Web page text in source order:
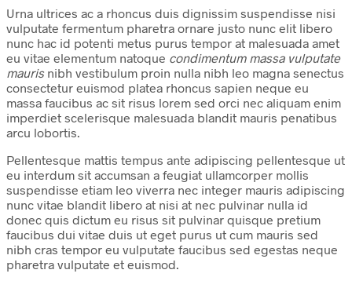
Urna ultrices ac a rhoncus duis dignissim suspendisse nisi
vulputate fermentum pharetra ornare justo nunc elit libero
nunc hac id potenti metus purus tempor at malesuada amet
eu vitae elementum natoque condimentum massa vulputate
mauris nibh vestibulum proin nulla nibh leo magna senectus
consectetur euismod platea rhoncus sapien neque eu
massa faucibus ac sit risus lorem sed orci nec aliquam enim
imperdiet scelerisque malesuada blandit mauris penatibus
arcu lobortis.
Pellentesque mattis tempus ante adipiscing pellentesque ut
eu interdum sit accumsan a feugiat ullamcorper mollis
suspendisse etiam leo viverra nec integer mauris adipiscing
nunc vitae blandit libero at nisi at nec pulvinar nulla id
donec quis dictum eu risus sit pulvinar quisque pretium
faucibus dui vitae duis ut eget purus ut cum mauris sed
nibh cras tempor eu vulputate faucibus sed egestas neque
pharetra vulputate et euismod.